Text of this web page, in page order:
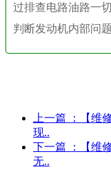
过排查电路油路一
判断发动机内部问
上一篇
：【维
现..
下一篇
：【维
无..